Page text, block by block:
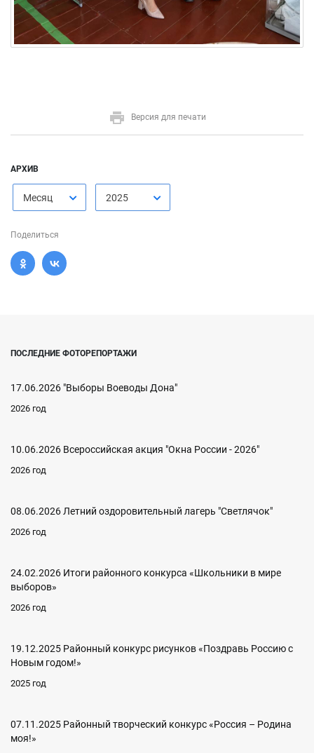
Версия для печати
АРХИВ
Месяц 2025
Поделиться
ПОСЛЕДНИЕ ФОТОРЕПОРТАЖИ
17.06.2026 "Выборы Воеводы Дона"
2026 год
10.06.2026 Всероссийская акция "Окна России - 2026"
2026 год
08.06.2026 Летний оздоровительный лагерь "Светлячок"
2026 год
24.02.2026 Итоги районного конкурса «Школьники в мире
выборов»
2026 год
19.12.2025 Районный конкурс рисунков «Поздравь Россию с
Новым годом!»
2025 год
07.11.2025 Районный творческий конкурс «Россия – Родина
моя!»